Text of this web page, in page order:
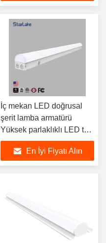
İç mekan LED doğrusal
şerit lamba armatürü
Yüksek parlaklıklı LED tüp
lamba armatürü
En İyi Fiyatı Alın